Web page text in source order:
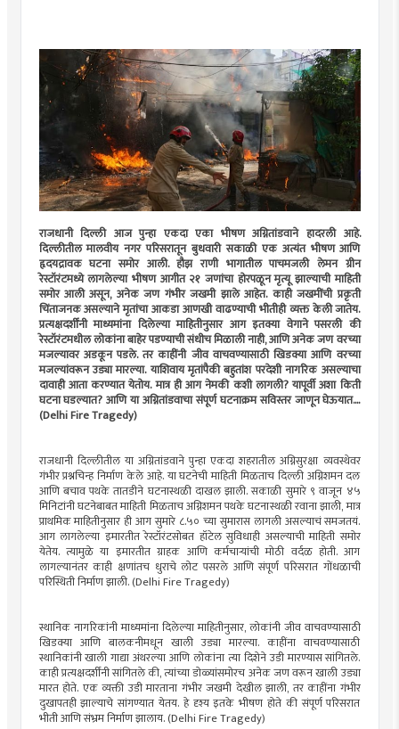
राजधानी दिल्ली आज पुन्हा एकदा एका भीषण अग्नितांडवाने हादरली आहे.
दिल्लीतील मालवीय नगर परिसरातून बुधवारी सकाळी एक अत्यंत भीषण आणि
हृदयद्रावक घटना समोर आली. हौझ राणी भागातील पाचमजली लेमन ग्रीन
रेस्टॉरंटमध्ये लागलेल्या भीषण आगीत २१ जणांचा होरपळून मृत्यू झाल्याची माहिती
समोर आली असून, अनेक जण गंभीर जखमी झाले आहेत. काही जखमींची प्रकृती
चिंताजनक असल्याने मृतांचा आकडा आणखी वाढण्याची भीतीही व्यक्त केली जातेय.
प्रत्यक्षदर्शींनी माध्यमांना दिलेल्या माहितीनुसार आग इतक्या वेगाने पसरली की
रेस्टॉरंटमधील लोकांना बाहेर पडण्याची संधीच मिळाली नाही, आणि अनेक जण वरच्या
मजल्यावर अडकून पडले. तर काहींनी जीव वाचवण्यासाठी खिडक्या आणि वरच्या
मजल्यांवरून उड्या मारल्या. याशिवाय मृतांपैकी बहुतांश परदेशी नागरिक असल्याचा
दावाही आता करण्यात येतोय. मात्र ही आग नेमकी कशी लागली? यापूर्वी अशा किती
घटना घडल्यात? आणि या अग्नितांडवाचा संपूर्ण घटनाक्रम सविस्तर जाणून घेऊयात....
(Delhi Fire Tragedy)
राजधानी दिल्लीतील या अग्नितांडवाने पुन्हा एकदा शहरातील अग्निसुरक्षा व्यवस्थेवर
गंभीर प्रश्नचिन्ह निर्माण केले आहे. या घटनेची माहिती मिळताच दिल्ली अग्निशमन दल
आणि बचाव पथके तातडीने घटनास्थळी दाखल झाली. सकाळी सुमारे ९ वाजून ४५
मिनिटांनी घटनेबाबत माहिती मिळताच अग्निशमन पथके घटनास्थळी रवाना झाली, मात्र
प्राथमिक माहितीनुसार ही आग सुमारे ८.५० च्या सुमारास लागली असल्याचं समजतयं.
आग लागलेल्या इमारतीत रेस्टॉरंटसोबत हॉटेल सुविधाही असल्याची माहिती समोर
येतेय. त्यामुळे या इमारतीत ग्राहक आणि कर्मचाऱ्यांची मोठी वर्दळ होती. आग
लागल्यानंतर काही क्षणांतच धुराचे लोट पसरले आणि संपूर्ण परिसरात गोंधळाची
परिस्थिती निर्माण झाली. (Delhi Fire Tragedy)
स्थानिक नागरिकांनी माध्यमांना दिलेल्या माहितीनुसार, लोकांनी जीव वाचवण्यासाठी
खिडक्या आणि बालकनीमधून खाली उड्या मारल्या. काहींना वाचवण्यासाठी
स्थानिकांनी खाली गाद्या अंथरल्या आणि लोकांना त्या दिशेने उडी मारण्यास सांगितले.
काही प्रत्यक्षदर्शींनी सांगितले की, त्यांच्या डोळ्यांसमोरच अनेक जण वरून खाली उड्या
मारत होते. एक व्यक्ती उडी मारताना गंभीर जखमी देखील झाली, तर काहींना गंभीर
दुखापतही झाल्याचे सांगण्यात येतय. हे दृश्य इतके भीषण होते की संपूर्ण परिसरात
भीती आणि संभ्रम निर्माण झालाय. (Delhi Fire Tragedy)